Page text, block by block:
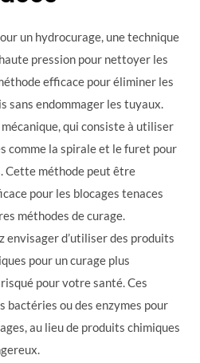
un hydrocurage, une technique
pression pour nettoyer les
efficace pour éliminer les
sans endommager les tuyaux.
qui consiste à utiliser
comme la spirale et le furet pour
Cette méthode peut être
pour les blocages tenaces
méthodes de curage.
envisager d’utiliser des produits
pour un curage plus
pour votre santé. Ces
bactéries ou des enzymes pour
au lieu de produits chimiques